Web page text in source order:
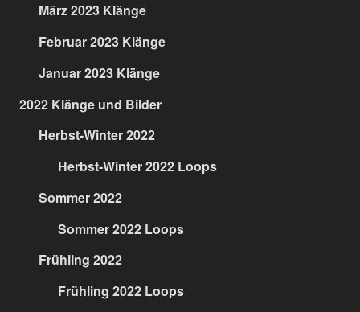
März 2023 Klänge
Februar 2023 Klänge
Januar 2023 Klänge
2022 Klänge und Bilder
Herbst-Winter 2022
Herbst-Winter 2022 Loops
Sommer 2022
Sommer 2022 Loops
Frühling 2022
Frühling 2022 Loops